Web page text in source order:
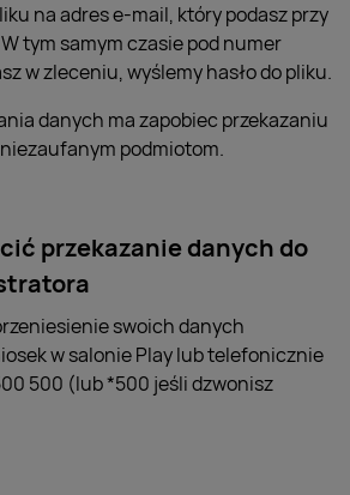
na adres e-mail, który podasz przy
tym samym czasie pod numer
w zleceniu, wyślemy hasło do pliku.
danych ma zapobiec przekazaniu
podmiotom.
przekazanie danych do
swoich danych
w salonie Play lub telefonicznie
500 (lub *500 jeśli dzwonisz